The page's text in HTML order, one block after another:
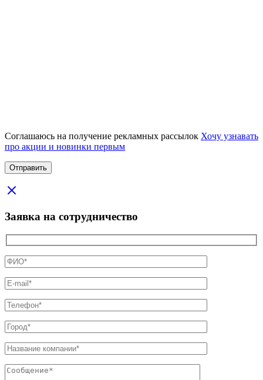
Соглашаюсь на получение рекламных рассылок Хочу узнавать
про акции и новинки первым
Заявка на сотрудничество